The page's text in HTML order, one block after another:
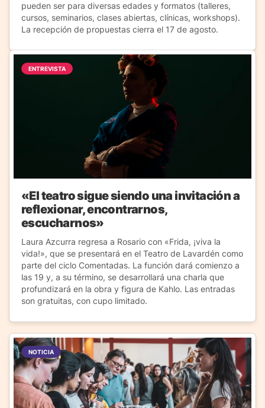
pueden ser para diversas edades y formatos (talleres,
cursos, seminarios, clases abiertas, clínicas, workshops).
La recepción de propuestas cierra el 17 de agosto.
ENTREVISTA
«El teatro sigue siendo una invitación a
reflexionar, encontrarnos,
escucharnos»
Laura Azcurra regresa a Rosario con «Frida, ¡viva la
vida!», que se presentará en el Teatro de Lavardén como
parte del ciclo Comentadas. La función dará comienzo a
las 19 y, a su término, se desarrollará una charla que
profundizará en la obra y figura de Kahlo. Las entradas
son gratuitas, con cupo limitado.
NOTICIA